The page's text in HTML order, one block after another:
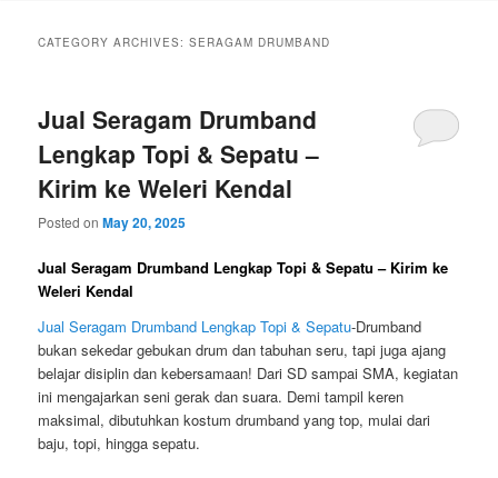
CATEGORY ARCHIVES:SERAGAM DRUMBAND
Jual Seragam Drumband
Lengkap Topi & Sepatu –
Kirim ke Weleri Kendal
Posted onMay 20, 2025
Jual Seragam Drumband Lengkap Topi & Sepatu – Kirim ke
Weleri Kendal
Jual Seragam Drumband Lengkap Topi & Sepatu-Drumband
bukan sekedar gebukan drum dan tabuhan seru, tapi juga ajang
belajar disiplin dan kebersamaan! Dari SD sampai SMA, kegiatan
ini mengajarkan seni gerak dan suara. Demi tampil keren
maksimal, dibutuhkan kostum drumband yang top, mulai dari
baju, topi, hingga sepatu.